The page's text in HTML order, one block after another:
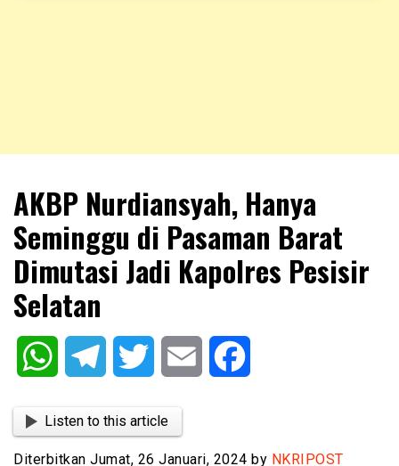
NKRIPOST
AKBP Nurdiansyah, Hanya
Seminggu di Pasaman Barat
Dimutasi Jadi Kapolres Pesisir
Selatan
WhatsAppTelegram Twitter Email
Listen to this article
Diterbitkan Jumat, 26 Januari, 2024 by NKRIPOST